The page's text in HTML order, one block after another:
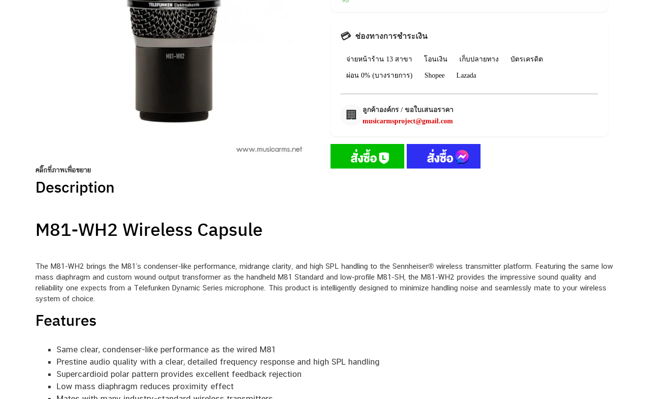
คลิ๊กที่ภาพเพื่อขยาย
💳 ช่องทางการชำระเงิน
จ่ายหน้าร้าน 13 สาขา โอนเงิน เก็บปลายทาง บัตรเครดิต
ผ่อน 0% (บางรายการ) Shopee Lazada
🏢
ลูกค้าองค์กร / ขอใบเสนอราคา
musicarmsproject@gmail.com
Description
M81-WH2 Wireless Capsule
The M81-WH2 brings the M81’s condenser-like performance, midrange clarity, and high SPL handling to the Sennheiser® wireless transmitter platform. Featuring the same low
mass diaphragm and custom wound output transformer as the handheld M81 Standard and low-profile M81-SH, the M81-WH2 provides the impressive sound quality and
reliability one expects from a Telefunken Dynamic Series microphone. This product is intelligently designed to minimize handling noise and seamlessly mate to your wireless
system of choice.
Features
Same clear, condenser-like performance as the wired M81
Prestine audio quality with a clear, detailed frequency response and high SPL handling
Supercardioid polar pattern provides excellent feedback rejection
Low mass diaphragm reduces proximity effect